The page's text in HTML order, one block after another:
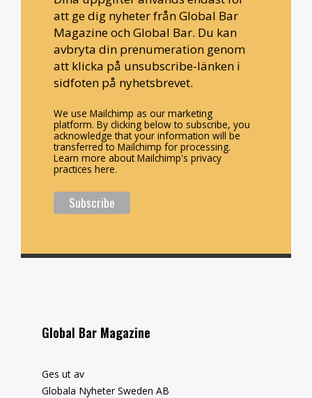
att ge dig nyheter från Global Bar
Magazine och Global Bar. Du kan
avbryta din prenumeration genom
att klicka på unsubscribe-länken i
sidfoten på nyhetsbrevet.
We use Mailchimp as our marketing
platform. By clicking below to subscribe, you
acknowledge that your information will be
transferred to Mailchimp for processing.
Learn more about Mailchimp's privacy
practices here.
Global Bar Magazine
Ges ut av
Globala Nyheter Sweden AB